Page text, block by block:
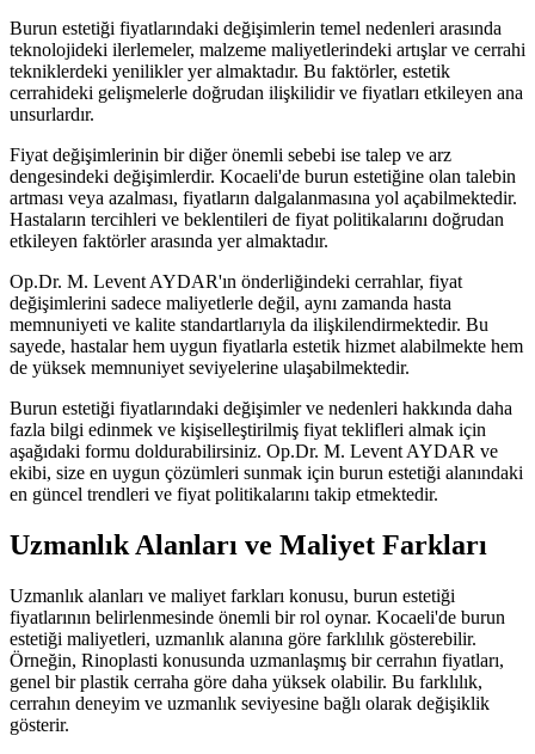
Burun estetiği fiyatlarındaki değişimlerin temel nedenleri arasında
teknolojideki ilerlemeler, malzeme maliyetlerindeki artışlar ve cerrahi
tekniklerdeki yenilikler yer almaktadır. Bu faktörler, estetik
cerrahideki gelişmelerle doğrudan ilişkilidir ve fiyatları etkileyen ana
unsurlardır.
Fiyat değişimlerinin bir diğer önemli sebebi ise talep ve arz
dengesindeki değişimlerdir. Kocaeli'de burun estetiğine olan talebin
artması veya azalması, fiyatların dalgalanmasına yol açabilmektedir.
Hastaların tercihleri ve beklentileri de fiyat politikalarını doğrudan
etkileyen faktörler arasında yer almaktadır.
Op.Dr. M. Levent AYDAR'ın önderliğindeki cerrahlar, fiyat
değişimlerini sadece maliyetlerle değil, aynı zamanda hasta
memnuniyeti ve kalite standartlarıyla da ilişkilendirmektedir. Bu
sayede, hastalar hem uygun fiyatlarla estetik hizmet alabilmekte hem
de yüksek memnuniyet seviyelerine ulaşabilmektedir.
Burun estetiği fiyatlarındaki değişimler ve nedenleri hakkında daha
fazla bilgi edinmek ve kişiselleştirilmiş fiyat teklifleri almak için
aşağıdaki formu doldurabilirsiniz. Op.Dr. M. Levent AYDAR ve
ekibi, size en uygun çözümleri sunmak için burun estetiği alanındaki
en güncel trendleri ve fiyat politikalarını takip etmektedir.
Uzmanlık Alanları ve Maliyet Farkları
Uzmanlık alanları ve maliyet farkları konusu, burun estetiği
fiyatlarının belirlenmesinde önemli bir rol oynar. Kocaeli'de burun
estetiği maliyetleri, uzmanlık alanına göre farklılık gösterebilir.
Örneğin, Rinoplasti konusunda uzmanlaşmış bir cerrahın fiyatları,
genel bir plastik cerraha göre daha yüksek olabilir. Bu farklılık,
cerrahın deneyim ve uzmanlık seviyesine bağlı olarak değişiklik
gösterir.